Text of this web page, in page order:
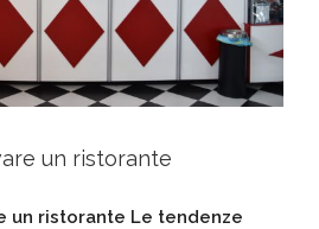
un ristorante
un ristorante Le tendenze